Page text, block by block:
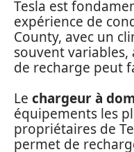
Tesla est
expérience de
County, avec un
souvent variables,
de recharge peut
Le chargeur à
équipements les
propriétaires de
permet de